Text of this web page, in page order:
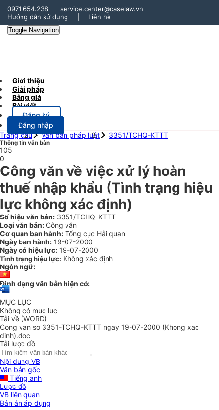
0971.654.238
service.center@caselaw.vn
Hướng dẫn sử dụng
Liên hệ
Toggle Navigation
Giới thiệu
Giải pháp
Bảng giá
Bài viết
Đăng ký
Đăng nhập
Trang chủ
Văn bản pháp luật 3351/TCHQ-KTTT
Thông tin văn bản
105
0
Công văn về việc xử lý hoàn
thuế nhập khẩu (Tình trạng hiệu
lực không xác định)
Số hiệu văn bản: 3351/TCHQ-KTTT
Loại văn bản: Công văn
Cơ quan ban hành: Tổng cục Hải quan
Ngày ban hành: 19-07-2000
Ngày có hiệu lực: 19-07-2000
Tình trạng hiệu lực: Không xác định
Ngôn ngữ:
Định dạng văn bản hiện có:
MỤC LỤC
Không có mục lục
Tải về (WORD)
Cong van so 3351-TCHQ-KTTT ngay 19-07-2000 (Khong xac
dinh).doc
Tải lược đồ
Nội dung VB
Văn bản gốc
Tiếng anh
Lược đồ
VB liên quan
Bản án áp dụng